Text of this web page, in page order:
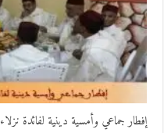
إفطار جماعي وأمسية دينية لفائدة